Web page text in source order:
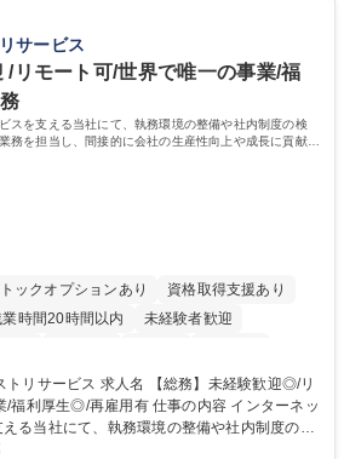
、商品に関わる全ての業務をサポート頂きま
外食産業を中心としたお客様の多様なニー
産・輸入・販売を一貫して手掛けています。
連携によるワンストップサービスが最大の強
学歴：大学院 大学 語学力：英語 資格：
サービス
/リモート可/世界で唯一の事業/福
スを支える当社にて、執務環境の整備や社内制度の検
務を担当し、間接的に会社の生産性向上や成長に貢献し
ックオプションあり
資格取得支援あり
業時間20時間以内
未経験者歓迎
給 駅近5分以内 土日祝休み 服装自由
【総務】未経験歓迎◎/リ
雇用有 仕事の内容 インターネッ
る当社にて、執務環境の整備や社内制度の検
い業務を担当し、間接的に会社の生産性向上